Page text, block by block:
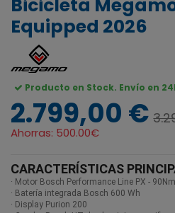
Bicicleta
Equipped 2026
Producto en Stock. Envío en
2.799,00 €
Ahorras: 500.00€
CARACTERÍSTICAS
· Motor Bosch Performance Line PX - 90Nm
· Batería integrada Bosch 600 Wh
· Display Purion 200